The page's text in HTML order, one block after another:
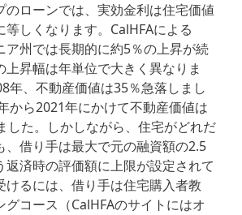
のローンでは、実効金利は住宅価値
しくなります。CalHFAによる
ア州では長期的に約5％の上昇が続
上昇幅は年単位で大きく異なりま
年、不動産価値は35％急落しまし
から2021年にかけて不動産価値は
した。しかしながら、住宅がどれだ
、借り手は最大で元の融資額の2.5
返済時の評価額に上限が設定されて
けるには、借り手は住宅購入者教
コース（CalHFAのサイトにはオ